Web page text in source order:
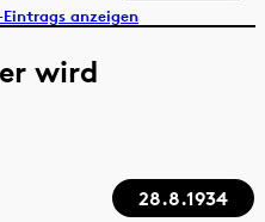
anzeigen
wird
28.8.1934